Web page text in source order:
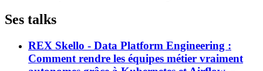
Ses talks
REX Skello - Data Platform Engineering :
Comment rendre les équipes métier vraiment